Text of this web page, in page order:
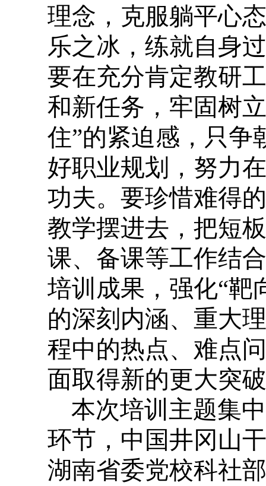
理念，克服躺平心
乐之冰，练就自身
要在充分肯定教研
和新任务，牢固树
住”的紧迫感，只争
好职业规划，努力
功夫。要珍惜难得
教学摆进去，把短
课、备课等工作结
培训成果，强化“靶
的深刻内涵、重大
程中的热点、难点
面取得新的更大突
本次培训主题集
环节，中国井冈山
湖南省委党校科社